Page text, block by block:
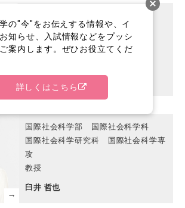
経済学研究科 経済学専攻
経済経営研究所
石井 晋
国際社会科学部 国際社会科学科
国際社会科学研究科 国際社会科学専
攻
教授
臼井 哲也
の"今"をお伝えする情報や、イ
知らせ、入試情報などをプッシ
案内します。ぜひお役立てくだ
詳しくはこちら